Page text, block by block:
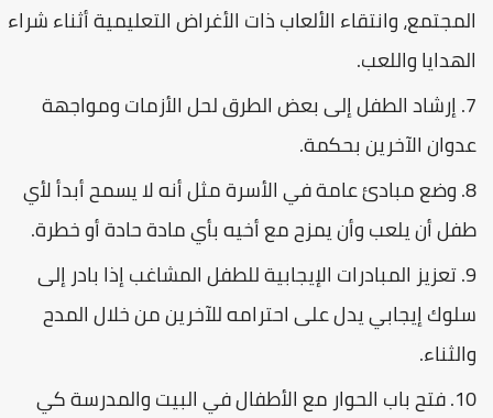
المجتمع، وانتقاء الألعاب ذات الأغراض التعليمية أثناء شراء
الهدايا واللعب.
إرشاد الطفل إلى بعض الطرق لحل الأزمات ومواجهة
عدوان الآخرين بحكمة.
وضع مبادئ عامة في الأسرة مثل أنه لا يسمح أبدأ لأي
طفل أن يلعب وأن يمزح مع أخيه بأي مادة حادة أو خطرة.
تعزيز المبادرات الإيجابية للطفل المشاغب إذا بادر إلى
سلوك إيجابي يدل على احترامه للآخرين من خلال المدح
والثناء.
فتح باب الحوار مع الأطفال في البيت والمدرسة كي